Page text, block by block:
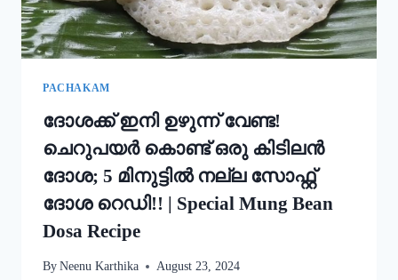
UPMA
RECIPE
PACHAKAM
ദോശക്ക് ഇനി ഉഴുന്ന് വേണ്ട!
ചെറുപയർ കൊണ്ട് ഒരു കിടിലൻ
ദോശ; 5 മിനുട്ടിൽ നല്ല സോഫ്റ്റ്
ദോശ റെഡി!! | Special Mung Bean
Dosa Recipe
By Neenu Karthika August 23, 2024